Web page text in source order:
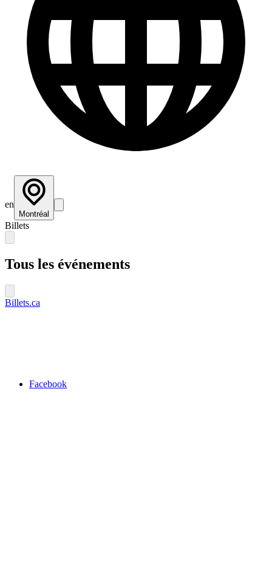
en
Montréal
Billets
Tous les événements
Billets.ca
Facebook